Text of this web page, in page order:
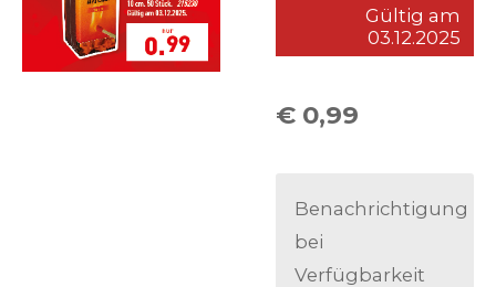
Gültig am
03.12.2025
€ 0,99
Benachrichtigung
bei
Verfügbarkeit